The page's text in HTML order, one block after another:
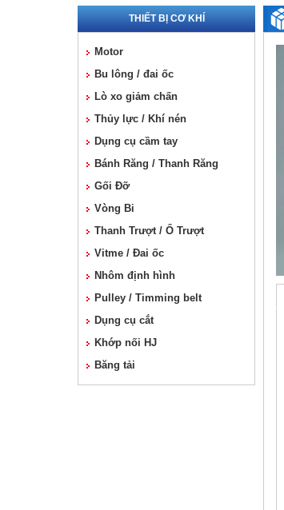
THIẾT BỊ CƠ KHÍ
Motor
Bu lông / đai ốc
Lò xo giảm chấn
Thủy lực / Khí nén
Dụng cụ cầm tay
Bánh Răng / Thanh Răng
Gối Đỡ
Vòng Bi
Thanh Trượt / Ổ Trượt
Vitme / Đai ốc
Nhôm định hình
Pulley / Timming belt
Dụng cụ cắt
Khớp nối HJ
Băng tải